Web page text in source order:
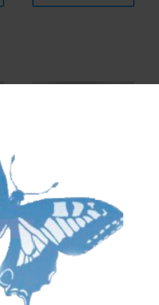
“ Magali “ –
assemblage
rouge 2022 –
75cl